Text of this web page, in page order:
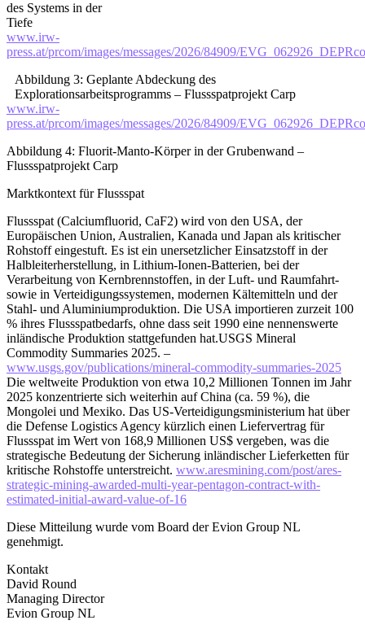
des Systems in der
Tiefe
www.irw-
press.at/prcom/images/messages/2026/84909/
Abbildung 3: Geplante Abdeckung des
Explorationsarbeitsprogramms – Flussspatprojekt Carp
www.irw-
press.at/prcom/images/messages/2026/84909/
Abbildung 4: Fluorit-Manto-Körper in der Grubenwand –
Flussspatprojekt Carp
Marktkontext für Flussspat
Flussspat (Calciumfluorid, CaF2) wird von den USA, der
Europäischen Union, Australien, Kanada und Japan als kritischer
Rohstoff eingestuft. Es ist ein unersetzlicher Einsatzstoff in der
Halbleiterherstellung, in Lithium-Ionen-Batterien, bei der
Verarbeitung von Kernbrennstoffen, in der Luft- und Raumfahrt-
sowie in Verteidigungssystemen, modernen Kältemitteln und der
Stahl- und Aluminiumproduktion. Die USA importieren zurzeit 100
% ihres Flussspatbedarfs, ohne dass seit 1990 eine nennenswerte
inländische Produktion stattgefunden hat.USGS Mineral
Commodity Summaries 2025. –
www.usgs.gov/publications/mineral-commodity-summaries-2025
Die weltweite Produktion von etwa 10,2 Millionen Tonnen im Jahr
2025 konzentrierte sich weiterhin auf China (ca. 59 %), die
Mongolei und Mexiko. Das US-Verteidigungsministerium hat über
die Defense Logistics Agency kürzlich einen Liefervertrag für
Flussspat im Wert von 168,9 Millionen US$ vergeben, was die
strategische Bedeutung der Sicherung inländischer Lieferketten für
kritische Rohstoffe unterstreicht. www.aresmining.com/post/ares-
strategic-mining-awarded-multi-year-pentagon-contract-with-
estimated-initial-award-value-of-16
Diese Mitteilung wurde vom Board der Evion Group NL
genehmigt.
Kontakt
David Round
Managing Director
Evion Group NL